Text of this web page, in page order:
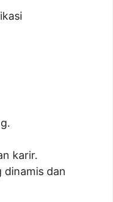
karir.
dinamis dan